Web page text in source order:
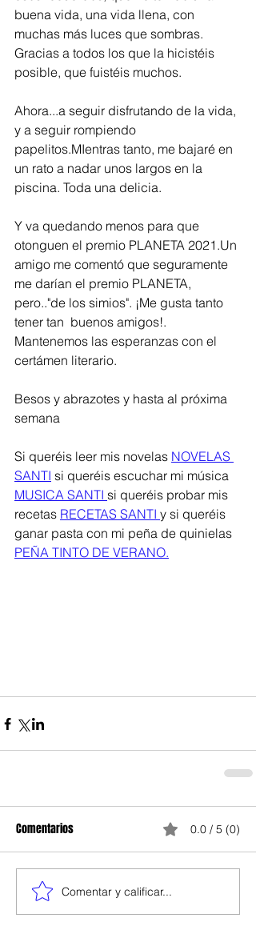
buena vida, una vida llena, con
muchas más luces que sombras.
Gracias a todos los que la hicistéis
posible, que fuistéis muchos.
Ahora...a seguir disfrutando de la vida,
y a seguir rompiendo
papelitos.MIentras tanto, me bajaré en
un rato a nadar unos largos en la
piscina. Toda una delicia.
Y va quedando menos para que
otonguen el premio PLANETA 2021.Un
amigo me comentó que seguramente
me darían el premio PLANETA,
pero.."de los simios". ¡Me gusta tanto
tener tan  buenos amigos!.
Mantenemos las esperanzas con el
certámen literario.
Besos y abrazotes y hasta al próxima
semana
Si queréis leer mis novelas NOVELAS
SANTI si queréis escuchar mi música
MUSICA SANTI si queréis probar mis
recetas RECETAS SANTI y si queréis
ganar pasta con mi peña de quinielas
PEÑA TINTO DE VERANO.
Comentarios 0.0 / 5 (0)
Comentar y calificar...